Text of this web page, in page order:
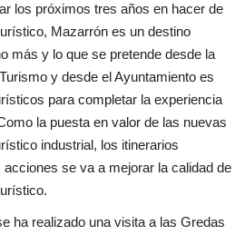
los próximos tres años en hacer de
Mazarrón es un destino
más y lo que se pretende desde la
y desde el Ayuntamiento es
para completar la experiencia
la puesta en valor de las nuevas
industrial, los itinerarios
se va a mejorar la calidad de
ha realizado una visita a las Gredas